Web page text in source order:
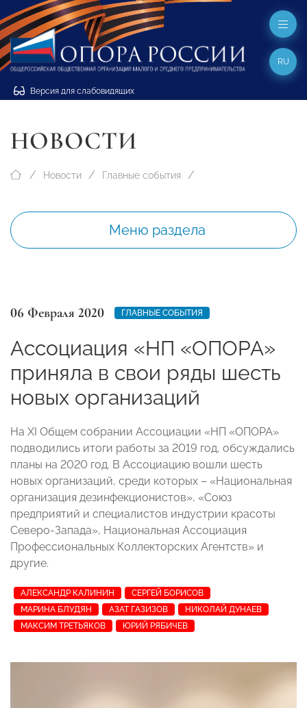
Версия для слабовидящих
RU
НОВОСТИ
Новости Главные события
Меню раздела
06 Февраля 2020 ГЛАВНЫЕ СОБЫТИЯ
Ассоциация «НП «ОПОРА»
приняла в свои ряды шесть
новых организаций
На XI Общем собрании Ассоциации «НП «ОПОРА»
подводились итоги работы за 2019 год, обсуждались
планы на 2020 год. В Ассоциацию вошли шесть
новых организаций, среди которых – «Национальная
организация дезинфекционистов», «Союз
предприятий и специалистов индустрии красоты
Северо-Запада», Национальная Ассоциация
Профессиональных Коллекторских Агентств» и
другие.
АЛЕКСАНДР КАЛИНИН
СЕРГЕЙ БОРИСОВ
МАРИНА БЛУДЯН
АЗАТ ГАЗИЗОВ
НИКОЛАЙ ДУНАЕВ
МАКСИМ ТРЕТЬЯКОВ
ЮРИЙ РЯБИЧЕВ